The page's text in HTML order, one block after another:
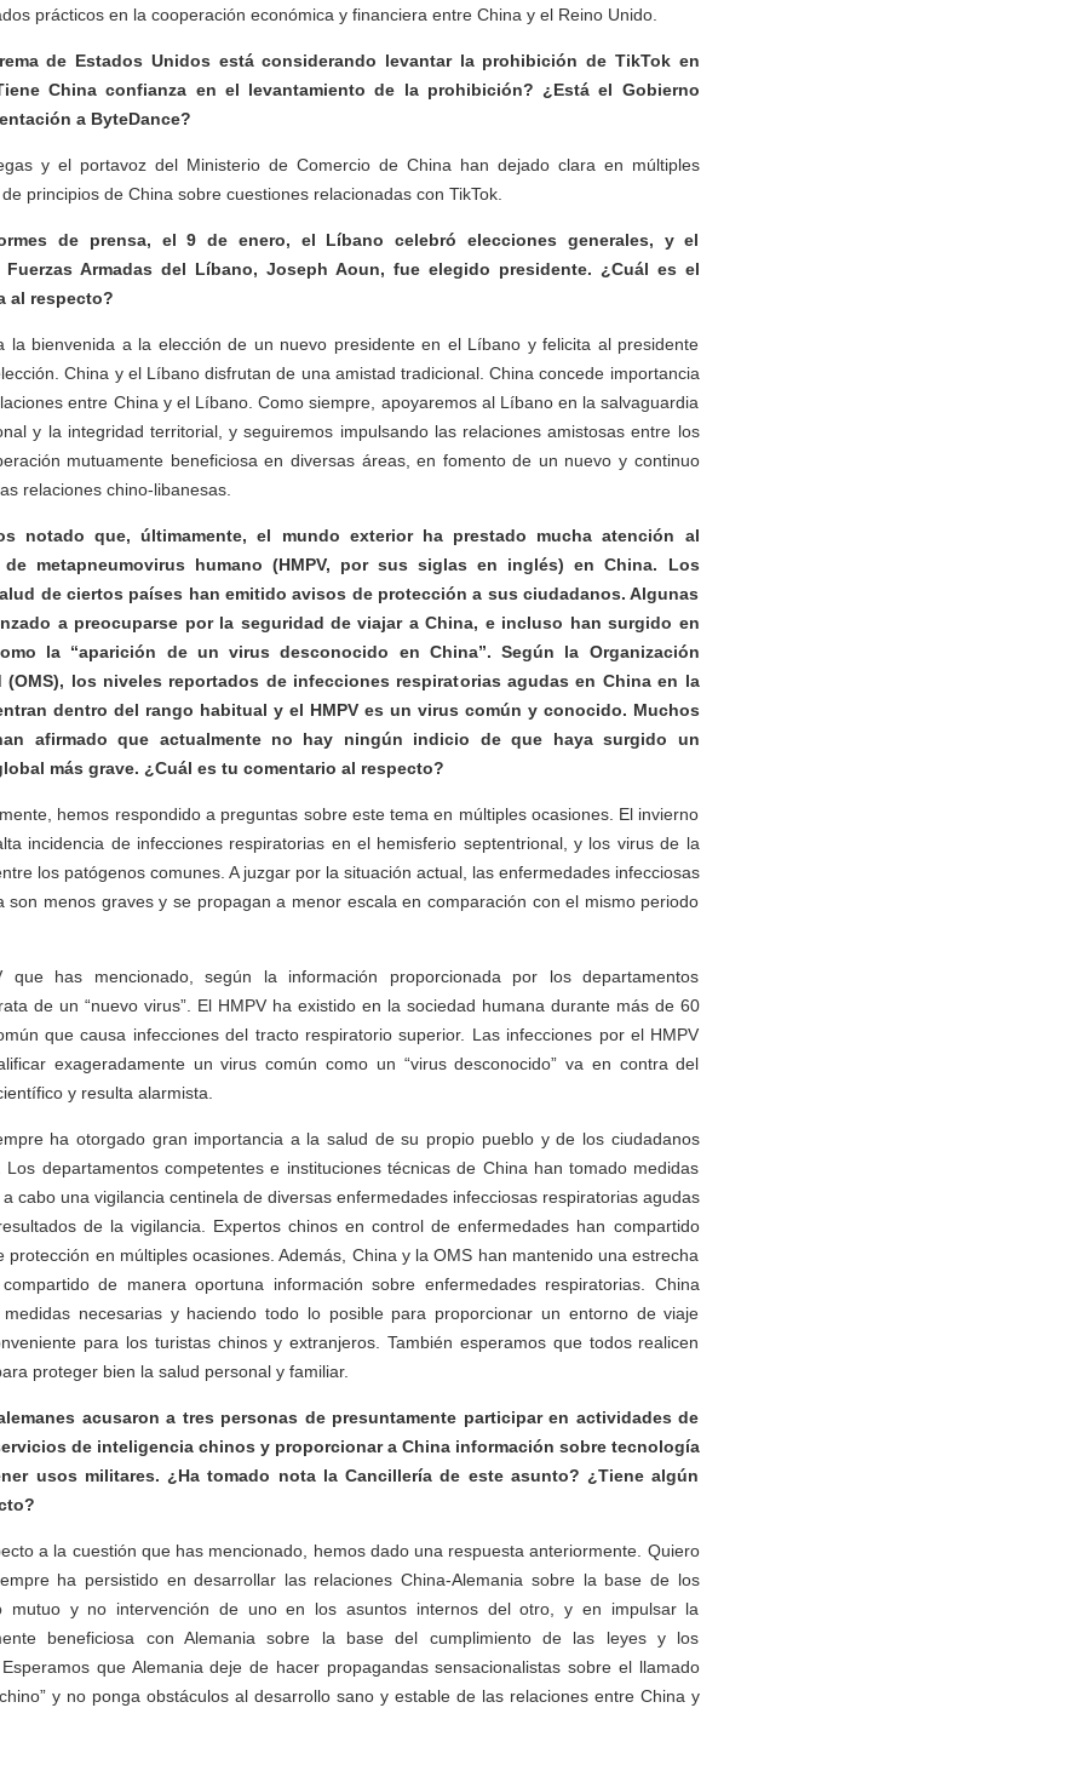
prácticos en la cooperación económica y financiera entre China y el Reino Unido.
de Estados Unidos está considerando levantar la prohibición de TikTok en
China confianza en el levantamiento de la prohibición? ¿Está el Gobierno
a ByteDance?
y el portavoz del Ministerio de Comercio de China han dejado clara en múltiples
principios de China sobre cuestiones relacionadas con TikTok.
de prensa, el 9 de enero, el Líbano celebró elecciones generales, y el
Armadas del Líbano, Joseph Aoun, fue elegido presidente. ¿Cuál es el
al respecto?
la bienvenida a la elección de un nuevo presidente en el Líbano y felicita al presidente
China y el Líbano disfrutan de una amistad tradicional. China concede importancia
entre China y el Líbano. Como siempre, apoyaremos al Líbano en la salvaguardia
y la integridad territorial, y seguiremos impulsando las relaciones amistosas entre los
mutuamente beneficiosa en diversas áreas, en fomento de un nuevo y continuo
relaciones chino-libanesas.
notado que, últimamente, el mundo exterior ha prestado mucha atención al
metapneumovirus humano (HMPV, por sus siglas en inglés) en China. Los
de ciertos países han emitido avisos de protección a sus ciudadanos. Algunas
a preocuparse por la seguridad de viajar a China, e incluso han surgido en
la “aparición de un virus desconocido en China”. Según la Organización
(OMS), los niveles reportados de infecciones respiratorias agudas en China en la
dentro del rango habitual y el HMPV es un virus común y conocido. Muchos
afirmado que actualmente no hay ningún indicio de que haya surgido un
más grave. ¿Cuál es tu comentario al respecto?
hemos respondido a preguntas sobre este tema en múltiples ocasiones. El invierno
incidencia de infecciones respiratorias en el hemisferio septentrional, y los virus de la
los patógenos comunes. A juzgar por la situación actual, las enfermedades infecciosas
son menos graves y se propagan a menor escala en comparación con el mismo periodo
que has mencionado, según la información proporcionada por los departamentos
de un “nuevo virus”. El HMPV ha existido en la sociedad humana durante más de 60
que causa infecciones del tracto respiratorio superior. Las infecciones por el HMPV
exageradamente un virus común como un “virus desconocido” va en contra del
y resulta alarmista.
ha otorgado gran importancia a la salud de su propio pueblo y de los ciudadanos
Los departamentos competentes e instituciones técnicas de China han tomado medidas
cabo una vigilancia centinela de diversas enfermedades infecciosas respiratorias agudas
de la vigilancia. Expertos chinos en control de enfermedades han compartido
protección en múltiples ocasiones. Además, China y la OMS han mantenido una estrecha
de manera oportuna información sobre enfermedades respiratorias. China
necesarias y haciendo todo lo posible para proporcionar un entorno de viaje
para los turistas chinos y extranjeros. También esperamos que todos realicen
proteger bien la salud personal y familiar.
acusaron a tres personas de presuntamente participar en actividades de
de inteligencia chinos y proporcionar a China información sobre tecnología
usos militares. ¿Ha tomado nota la Cancillería de este asunto? ¿Tiene algún
a la cuestión que has mencionado, hemos dado una respuesta anteriormente. Quiero
ha persistido en desarrollar las relaciones China-Alemania sobre la base de los
mutuo y no intervención de uno en los asuntos internos del otro, y en impulsar la
beneficiosa con Alemania sobre la base del cumplimiento de las leyes y los
que Alemania deje de hacer propagandas sensacionalistas sobre el llamado
y no ponga obstáculos al desarrollo sano y estable de las relaciones entre China y